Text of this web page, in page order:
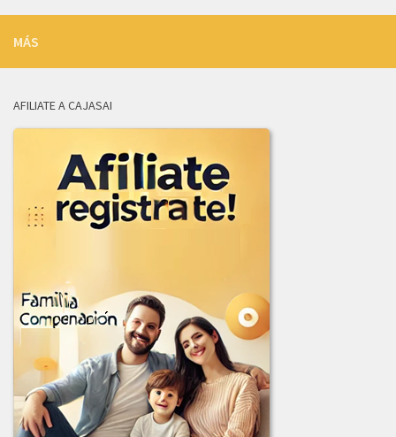
COMUNICADO_ADJUDICACION_LIC-003-2025.pdf
COMUNICADO_ADJUDICACION_LIC_004-2025.pdf
INFORME_EVALUACION_COMITE_COMPRAS_LIC-003-2025.pdf
INFORME_LICITACION_OFERTAS_004-2025.pdf
LICITACION_003_2025.PDF
LICITACION_DE_OFERTAS_001_DE_2025.PDF
LICITACION_DE_OFERTAS_002-2025.PDF
LICITACION_DE_OFERTA_004-2025.PDF
MÁS
AFILIATE A CAJASAI